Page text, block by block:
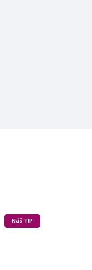
Náš TIP